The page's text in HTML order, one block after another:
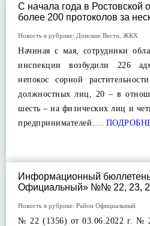
С начала года в Ростовской
более 200 протоколов за
Новость в рубрике: Донские Вести ЖКХ
Начиная с мая, сотрудники
инспекции возбудили 226
непокос сорной
должностных лиц, 20 – в
шесть – на физических лиц и
предпринимателей….
Информационный
Официальный» №№ 22, 23,
Новость в рубрике: Район Официальный
№ 22 (1356) от 03.06.2022 г. №